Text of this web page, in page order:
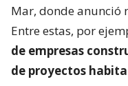
Mar, donde anunció
Entre estas, por
de empresas
de proyectos